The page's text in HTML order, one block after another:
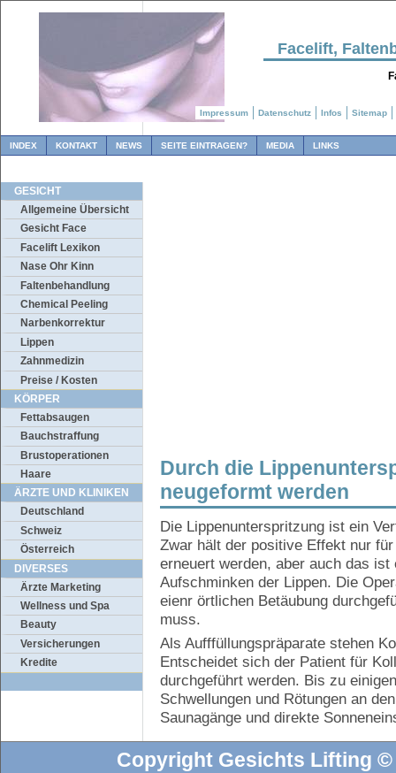
Facelift,
INDEX KONTAKT NEWS SEITE EINTRAGEN? MEDIA LINKS
GESICHT
Allgemeine Übersicht
Gesicht Face
Facelift Lexikon
Nase Ohr Kinn
Faltenbehandlung
Chemical Peeling
Narbenkorrektur
Lippen
Zahnmedizin
Preise / Kosten
KÖRPER
Fettabsaugen
Bauchstraffung
Brustoperationen
Haare
ÄRZTE UND KLINIKEN
Deutschland
Schweiz
Österreich
DIVERSES
Ärzte Marketing
Wellness und Spa
Beauty
Versicherungen
Kredite
Durch die
neugeformt werden
Die Lippenunterspritzung ist ein
Zwar hält der positive Effekt nur
erneuert werden, aber auch das
Aufschminken der Lippen. Die
eienr örtlichen Betäubung
muss.
Als Aufffüllungspräparate stehen
Entscheidet sich der Patient für
durchgeführt werden. Bis zu
Schwellungen und Rötungen an
Saunagänge und direkte
Copyright Gesichts Lifting ©
Impressum Datenschutz Infos Sitemap